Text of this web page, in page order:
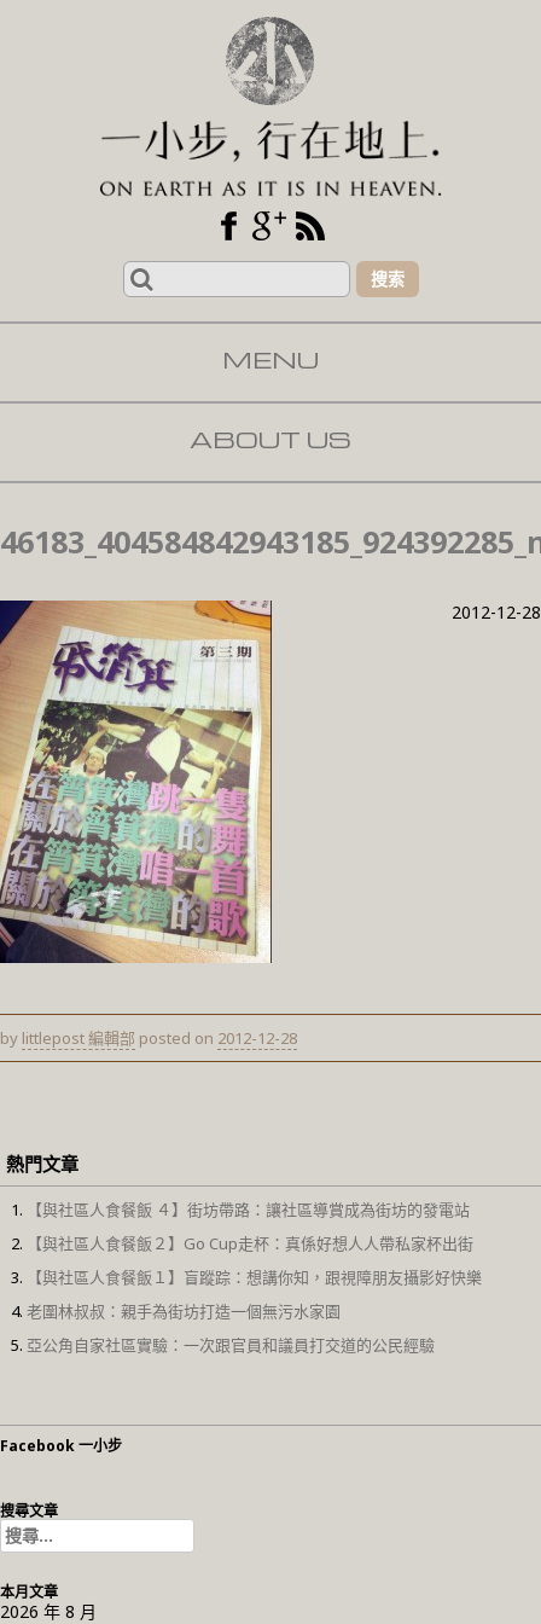
Search
for:
MENU
SKIP TO CONTENT
ABOUT US
2012-12-28
by littlepost 編輯部 posted on 2012-12-28
熱門文章
【與社區人食餐飯 ４】街坊帶路：讓社區導賞成為街坊的發電站
【與社區人食餐飯２】Go Cup走杯：真係好想人人帶私家杯出街
【與社區人食餐飯１】盲蹤踪：想講你知，跟視障朋友攝影好快樂
老圍林叔叔：親手為街坊打造一個無污水家園
亞公角自家社區實驗：一次跟官員和議員打交道的公民經驗
Facebook 一小步
搜尋文章
搜
尋
關
鍵
本月文章
2026 年 8 月